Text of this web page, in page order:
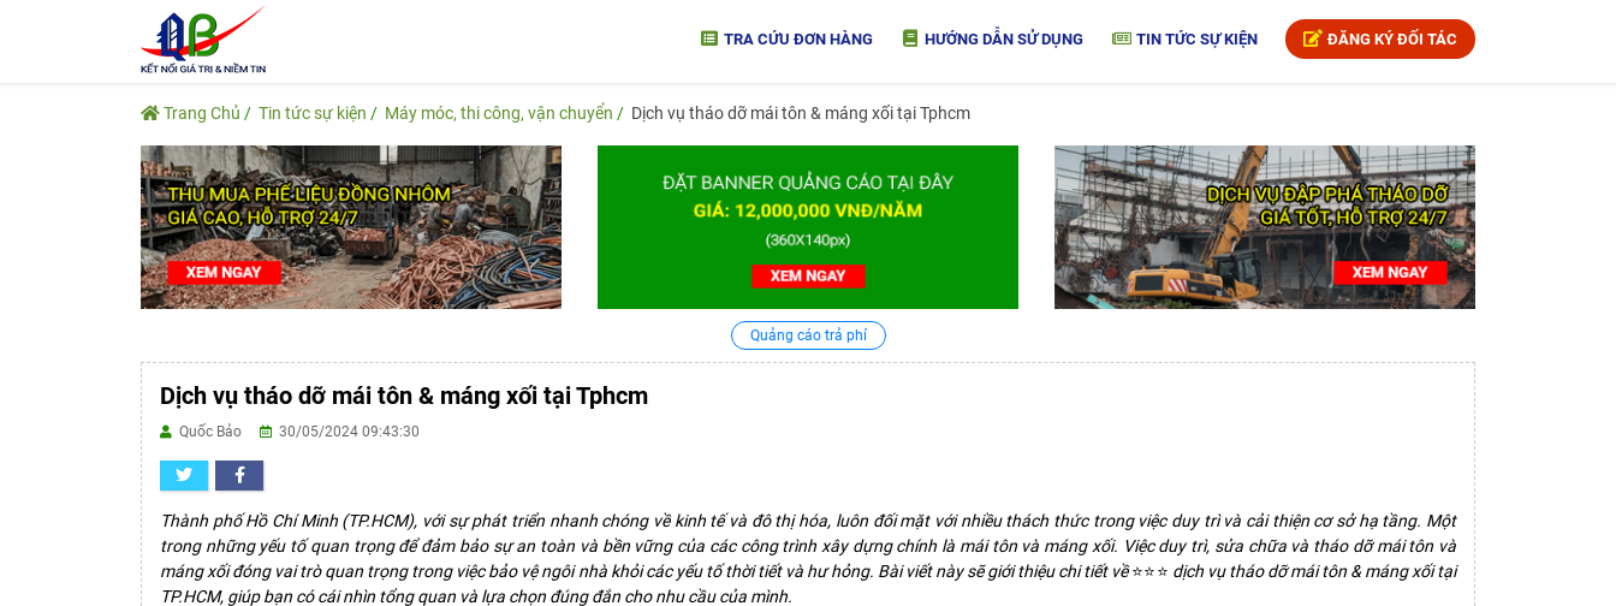
TRA CỨU ĐƠN HÀNG HƯỚNG DẪN SỬ DỤNG TIN TỨC SỰ KIỆN ĐĂNG KÝ ĐỐI TÁC
Trang Chủ Tin tức sự kiện Máy móc, thi công, vận chuyển Dịch vụ tháo dỡ mái tôn & máng xối tại Tphcm
Quảng cáo trả phí
Dịch vụ tháo dỡ mái tôn & máng xối tại Tphcm
Quốc Bảo 30/05/2024 09:43:30
Thành phố Hồ Chí Minh (TP.HCM), với sự phát triển nhanh chóng về kinh tế và đô thị hóa, luôn đối mặt với nhiều thách thức trong việc duy trì và cải thiện cơ sở hạ tầng. Một
trong những yếu tố quan trọng để đảm bảo sự an toàn và bền vững của các công trình xây dựng chính là mái tôn và máng xối. Việc duy trì, sửa chữa và tháo dỡ mái tôn và
máng xối đóng vai trò quan trọng trong việc bảo vệ ngôi nhà khỏi các yếu tố thời tiết và hư hỏng. Bài viết này sẽ giới thiệu chi tiết về⭐⭐⭐ dịch vụ tháo dỡ mái tôn & máng xối tại
TP.HCM, giúp bạn có cái nhìn tổng quan và lựa chọn đúng đắn cho nhu cầu của mình.